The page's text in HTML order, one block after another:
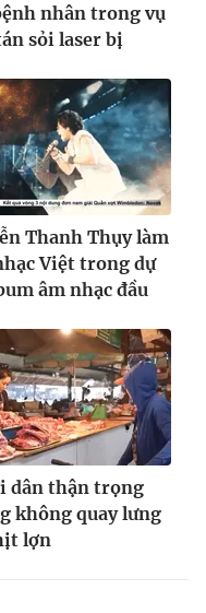
không có sự chấp
khi phát hành lại
nhân trong vụ
sỏi laser bị
Thanh Thụy làm
Việt trong dự
âm nhạc đầu
dân thận trọng
không quay lưng
lợn